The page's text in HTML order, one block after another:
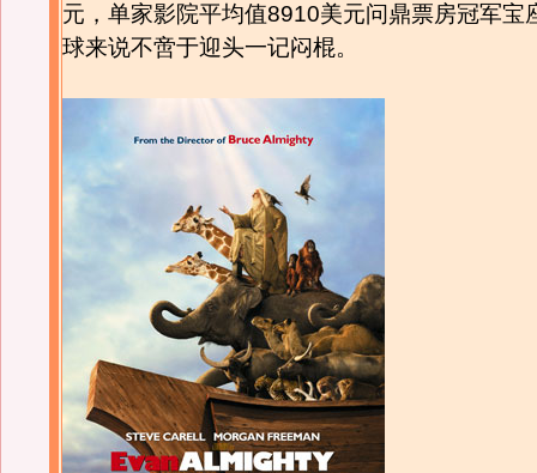
元，单家影院平均值8910美元问鼎票房冠军宝
球来说不啻于迎头一记闷棍。